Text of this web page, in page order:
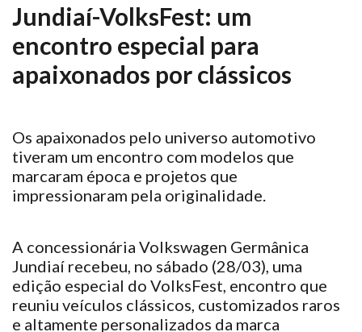
Jundiaí-VolksFest: um
encontro especial para
apaixonados por clássicos
Os apaixonados pelo universo automotivo
tiveram um encontro com modelos que
marcaram época e projetos que
impressionaram pela originalidade.
A concessionária Volkswagen Germânica
Jundiaí recebeu , no sábado (28/03), uma
edição especial do VolksFest, encontro que
reuniu veículos clássicos, customizados raros
e altamente personalizados da marca